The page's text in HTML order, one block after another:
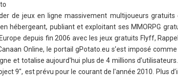
de jeux en ligne massivement multijoueurs gratuits
hébergeant, publiant et exploitant ses MMORPG
depuis fin 2006 avec les jeux gratuits Flyff,
Online, le portail gPotato.eu s’est imposé
et totalise aujourd'hui plus de 4 millions
9", est prévu pour le courant de l'année 2010. Plus